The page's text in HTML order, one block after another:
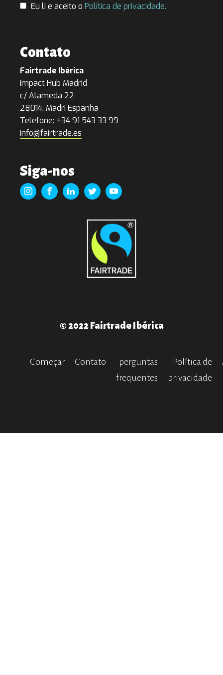
Eu li e aceito o Política de privacidade.
Contato
Fairtrade Ibérica
Impact Hub Madrid
c/ Alameda 22
28014, Madri Espanha
Telefone: +34 91 543 33 99
info@fairtrade.es
Siga-nos
© 2022 Fairtrade Ibérica
Começar Contato
perguntas
frequentes
Política de
privacidade